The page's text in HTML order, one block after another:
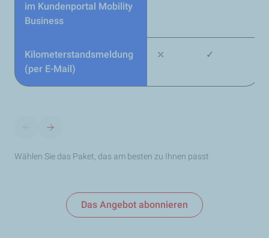
im Kundenportal Mobility
Business
Kilometerstandsmeldung
(per E-Mail)
⤫ ✓
Wählen Sie das Paket, das am besten zu Ihnen passt
Das Angebot abonnieren